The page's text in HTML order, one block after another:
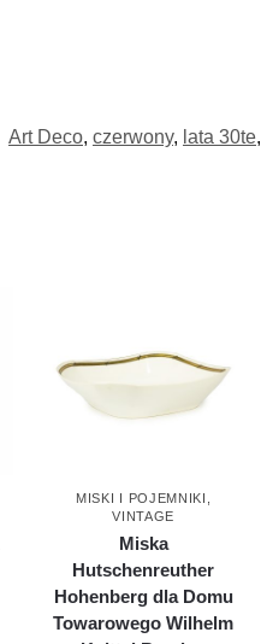
Art Deco, czerwony, lata 30te,
MISKI I POJEMNIKI
VINTAGE
Miska
Hutschenreuther
Hohenberg dla Domu
Towarowego Wilhelm